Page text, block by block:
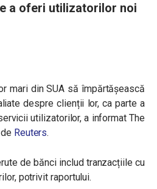
a oferi utilizatorilor noi
mari din SUA să împărtășească
despre clienții lor, ca parte a
utilizatorilor, a informat The
Reuters.
de bănci includ tranzacțiile cu
potrivit raportului.